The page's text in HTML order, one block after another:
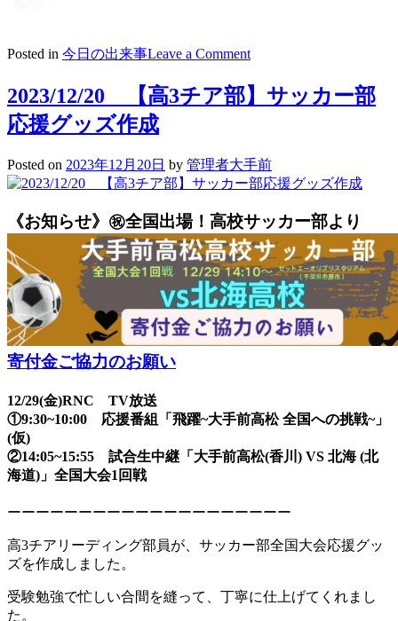
Posted in 今日の出来事Leave a Commenton
吹
奏
Xmas
中
庭
コ
ン
サ
ー
ト
2023/12/20 【高3チア部】サッカー部
応援グッズ作成
Posted on 2023年12月20日 by 管理者大手前
《お知らせ》㊗全国出場！高校サッカー部より
寄付金ご協力のお願い
12/29(金)RNC TV放送
①9:30~10:00 応援番組「飛躍~大手前高松 全国への挑戦~」
(仮)
②14:05~15:55 試合生中継「大手前高松(香川) VS 北海 (北
海道)」全国大会1回戦
ーーーーーーーーーーーーーーーーーーーー
高3チアリーディング部員が、サッカー部全国大会応援グッ
ズを作成しました。
受験勉強で忙しい合間を縫って、丁寧に仕上げてくれまし
た。